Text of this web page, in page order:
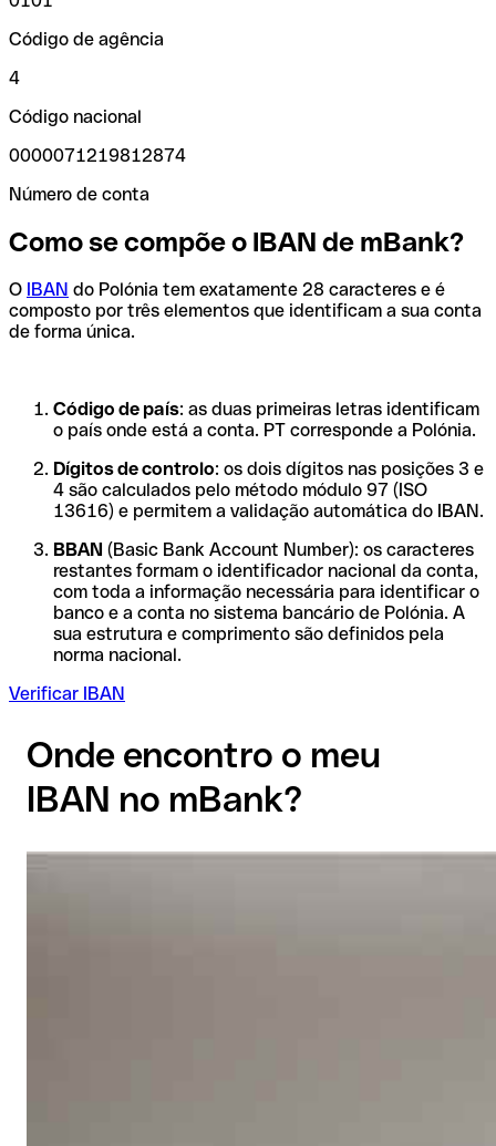
Código de agência
4
Código nacional
0000071219812874
Número de conta
Como se compõe o IBAN de mBank?
O IBAN do Polónia tem exatamente 28 caracteres e é
composto por três elementos que identificam a sua conta
de forma única.
Código de país: as duas primeiras letras identificam
o país onde está a conta. PT corresponde a Polónia.
Dígitos de controlo: os dois dígitos nas posições 3 e
4 são calculados pelo método módulo 97 (ISO
13616) e permitem a validação automática do IBAN.
BBAN (Basic Bank Account Number): os caracteres
restantes formam o identificador nacional da conta,
com toda a informação necessária para identificar o
banco e a conta no sistema bancário de Polónia. A
sua estrutura e comprimento são definidos pela
norma nacional.
Verificar IBAN
Onde encontro o meu
IBAN no mBank?